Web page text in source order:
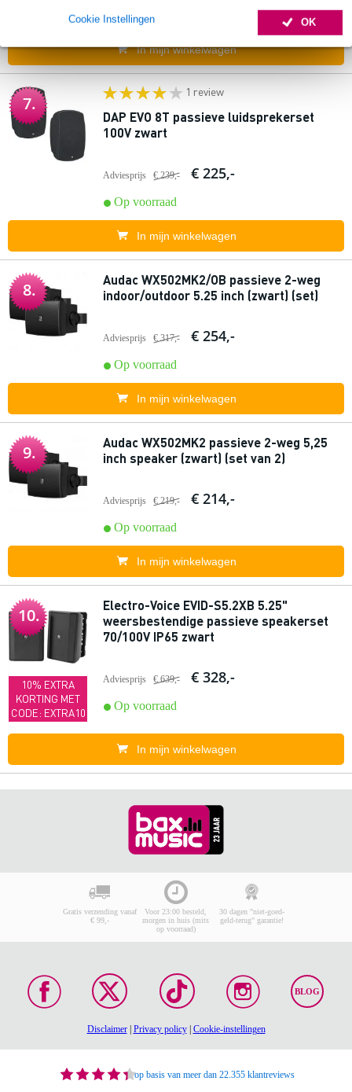
OK
Cookie Instellingen
Op voorraad
In mijn winkelwagen
7.
1 review
DAP EVO 8T passieve luidsprekerset
100V zwart
Adviesprijs € 239,- € 225,-
Op voorraad
In mijn winkelwagen
8.
Audac WX502MK2/OB passieve 2-weg
indoor/outdoor 5.25 inch (zwart) (set)
Adviesprijs € 317,- € 254,-
Op voorraad
In mijn winkelwagen
9.
Audac WX502MK2 passieve 2-weg 5,25
inch speaker (zwart) (set van 2)
Adviesprijs € 219,- € 214,-
Op voorraad
In mijn winkelwagen
10.
10% EXTRA
KORTING MET
CODE: EXTRA10
Electro-Voice EVID-S5.2XB 5.25"
weersbestendige passieve speakerset
70/100V IP65 zwart
Adviesprijs € 639,- € 328,-
Op voorraad
In mijn winkelwagen
Gratis verzending vanaf
€ 99,-
Voor 23:00 besteld,
morgen in huis (mits
op voorraad)
30 dagen "niet-goed-
geld-terug" garantie!
BLOG
Disclaimer| Privacy policy| Cookie-instellingen
op basis van meer dan 22.355 klantreviews